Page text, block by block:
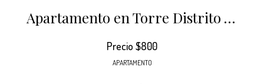
Apartamento en Torre Distrito Artemisa
Precio $800
APARTAMENTO